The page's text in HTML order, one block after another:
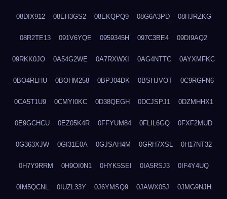
08DIX912 08EH3GS2 08EKQPQ9 08G6A3PD 08HJRZKG
08R2TE13 091V6YQE 0959345H 097C3BE4 09DI9AQ2
09RKK0JO 0A54G2WE 0A7RXWXI 0AG4NTTC 0AYXMFKC
0BO4RLHU 0BOHM258 0BPJ04DK 0BSHJVOT 0C9RGFN6
0CA5T1U9 0CMYI0KC 0D38QEGH 0DCJSPJ1 0DZMHHX1
0E9GCHCU 0EZ05K4R 0FFYUM84 0FLIL6GQ 0FXF2MUD
0G363XJW 0GI31E0A 0GJSAH4M 0GRH7XSL 0H17NT32
0H7Y9RRM 0H9OI0N1 0HYK5SEI 0IA5RSJ3 0IF4Y4UQ
0IM5QCNL 0IUZL33Y 0J6YMSQ9 0JAWX05J 0JMG9NJH